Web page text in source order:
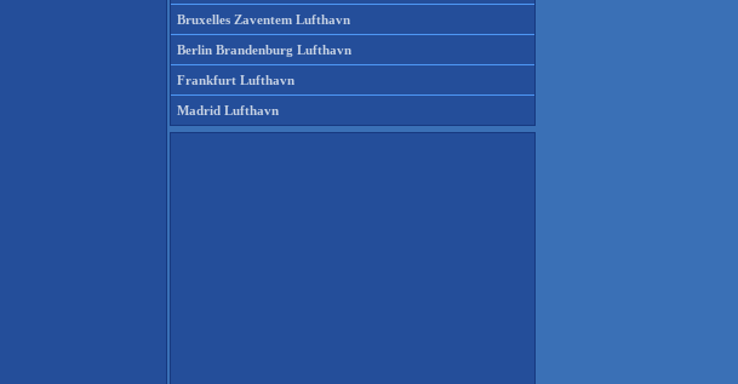
Bruxelles Zaventem Lufthavn
Berlin Brandenburg Lufthavn
Frankfurt Lufthavn
Madrid Lufthavn